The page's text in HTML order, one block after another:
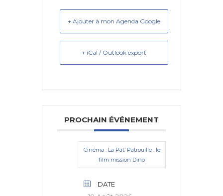
+ Ajouter à mon Agenda Google
+ iCal / Outlook export
PROCHAIN ÉVÉNEMENT
Cinéma : La Pat’ Patrouille : le
film mission Dino
DATE